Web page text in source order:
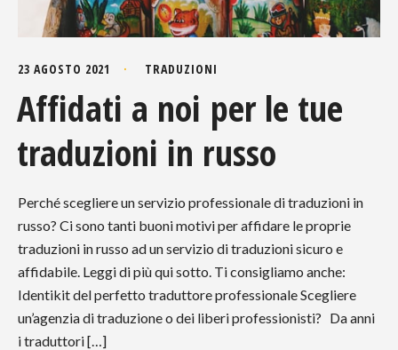
23 AGOSTO 2021 TRADUZIONI
Affidati a noi per le tue
traduzioni in russo
Perché scegliere un servizio professionale di traduzioni in
russo? Ci sono tanti buoni motivi per affidare le proprie
traduzioni in russo ad un servizio di traduzioni sicuro e
affidabile. Leggi di più qui sotto. Ti consigliamo anche:
Identikit del perfetto traduttore professionale Scegliere
un’agenzia di traduzione o dei liberi professionisti? Da anni
i traduttori […]